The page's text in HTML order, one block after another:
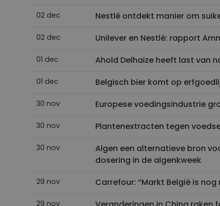
02 dec Nestlé ontdekt manier om
02 dec Unilever en Nestlé: rapport
01 dec Ahold Delhaize heeft last van
01 dec Belgisch bier komt op
30 nov Europese voedingsindustrie
30 nov Plantenextracten tegen
30 nov
Algen een alternatieve bron
dosering in de algenkweek
29 nov Carrefour: “Markt België is
29 nov
Naam
_ga
Naam
_cfuvid
vuid
__Secure-
foodpro_session